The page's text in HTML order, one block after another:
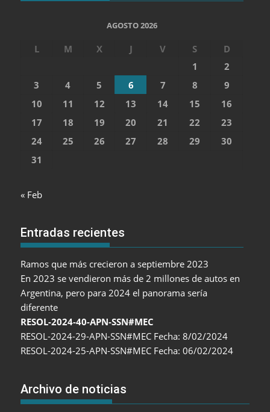
AGOSTO 2026
L M X J V S
D
1
2
3
4 5 6 7 8
9
10
11 12 13 14 15
16
17
18 19 20 21 22
23
24
25 26 27 28 29
30
31
« Feb
Entradas recientes
Ramos que más crecieron a septiembre 2023
En 2023 se vendieron más de 2 millones de autos en
Argentina, pero para 2024 el panorama sería
diferente
RESOL-2024-40-APN-SSN#MEC
RESOL-2024-29-APN-SSN#MEC Fecha: 8/02/2024
RESOL-2024-25-APN-SSN#MEC Fecha: 06/02/2024
Archivo de noticias